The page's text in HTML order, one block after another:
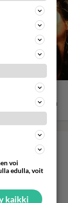
sai nuoret
Brooke Shieldsin
voi
edulla, voit
kaikki